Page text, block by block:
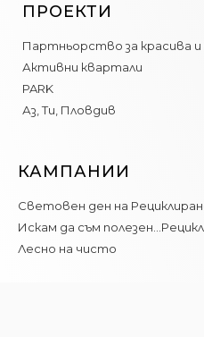
ПРОЕКТИ
Партньорство за красива и
Активни квартали
PARK
Аз, Ти, Пловдив
КАМПАНИИ
Световен ден на
Искам да съм
Лесно на чисто